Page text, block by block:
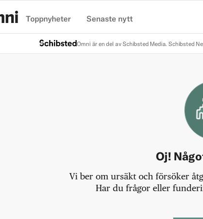
Toppnyheter Senaste nytt
Omni är en del av Schibsted Media. Schibsted
Oj!
Vi ber om ursäkt och försöker
Har du frågor eller